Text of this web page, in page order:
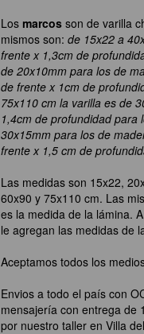
Losmarcosson de varilla
mismos son:de 15x22 a
frente x 1,3cm de
de 20x10mm para los de
de frente x 1cm de
75x110 cm la varilla es de
1,4cm de profundidad para
30x15mm para los de
frente x 1,5 cm de
Las medidas son 15x22,
60x90 y 75x110 cm. Las
es la medida de la lámina.
le agregan las medidas de
Aceptamos todos los
Envios a todo el país con
mensajería con entrega de
por nuestro taller en Villa